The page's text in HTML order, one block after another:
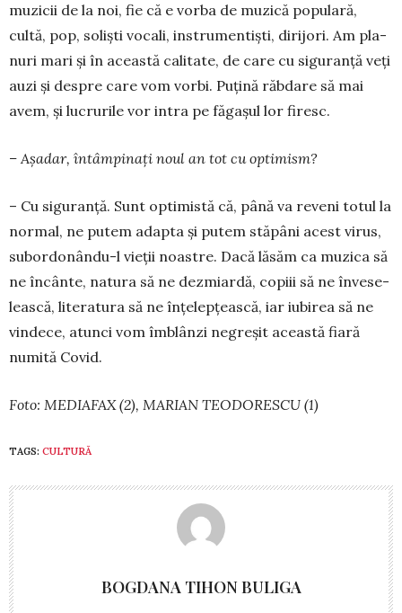
muzicii de la noi, fie că e vorba de muzică populară,
cultă, pop, soliști vo­cali, instrumentişti, dirijori. Am pla­
nuri mari şi în această cali­tate, de care cu si­guranţă veţi
auzi şi despre care vom vorbi. Puţină răb­dare să mai
avem, şi lucrurile vor intra pe fă­gaşul lor firesc.
– Aşadar, întâmpinaţi noul an tot cu op­ti­mism?
– Cu siguranţă. Sunt optimistă că, până va re­veni totul la
normal, ne putem adapta şi putem stă­pâni acest virus,
subordonându-l vieţii noastre. Da­că lăsăm ca muzica să
ne încânte, natura să ne dez­miardă, copiii să ne învese­
leas­că, literatura să ne înţelepţească, iar iu­bi­rea să ne
vin­de­ce, atunci vom îmblânzi negreşit aceas­tă fia­ră
numită Covid.
Foto: MEDIAFAX (2), MARIAN TEODORESCU (1)
TAGS: CULTURĂ
BOGDANA TIHON BULIGA